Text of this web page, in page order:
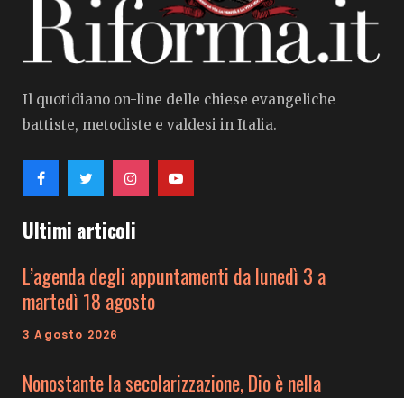
Il quotidiano on-line delle chiese evangeliche
battiste, metodiste e valdesi in Italia.
Ultimi articoli
L’agenda degli appuntamenti da lunedì 3 a
martedì 18 agosto
3 Agosto 2026
Nonostante la secolarizzazione, Dio è nella